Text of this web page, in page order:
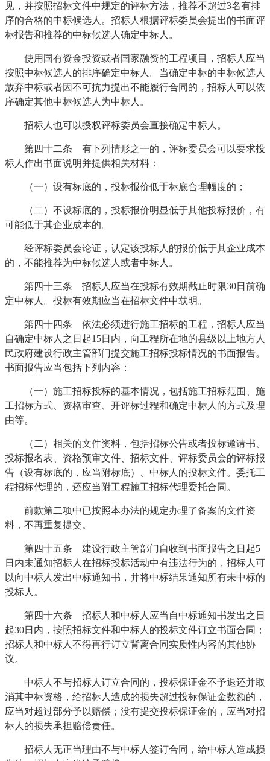
见，并按照招标文件中规定的评标方法，推荐不超过3名有排
序的合格的中标候选人。招标人根据评标委员会提出的书面评
标报告和推荐的中标候选人确定中标人。
使用国有资金投资或者国家融资的工程项目，招标人应当
按照中标候选人的排序确定中标人。当确定中标的中标候选人
放弃中标或者因不可抗力提出不能履行合同的，招标人可以依
序确定其他中标候选人为中标人。
招标人也可以授权评标委员会直接确定中标人。
第四十二条 有下列情形之一的，评标委员会可以要求投
标人作出书面说明并提供相关材料：
（一）设有标底的，投标报价低于标底合理幅度的；
（二）不设标底的，投标报价明显低于其他投标报价，有
可能低于其企业成本的。
经评标委员会论证，认定该投标人的报价低于其企业成本
的，不能推荐为中标候选人或者中标人。
第四十三条 招标人应当在投标有效期截止时限30日前确
定中标人。投标有效期应当在招标文件中载明。
第四十四条 依法必须进行施工招标的工程，招标人应当
自确定中标人之日起15日内，向工程所在地的县级以上地方人
民政府建设行政主管部门提交施工招标投标情况的书面报告。
书面报告应当包括下列内容：
（一）施工招标投标的基本情况，包括施工招标范围、施
工招标方式、资格审查、开评标过程和确定中标人的方式及理
由等。
（二）相关的文件资料，包括招标公告或者投标邀请书、
投标报名表、资格预审文件、招标文件、评标委员会的评标报
告（设有标底的，应当附标底）、中标人的投标文件。委托工
程招标代理的，还应当附工程施工招标代理委托合同。
前款第二项中已按照本办法的规定办理了备案的文件资
料，不再重复提交。
第四十五条 建设行政主管部门自收到书面报告之日起5
日内未通知招标人在招标投标活动中有违法行为的，招标人可
以向中标人发出中标通知书，并将中标结果通知所有未中标的
投标人。
第四十六条 招标人和中标人应当自中标通知书发出之日
起30日内，按照招标文件和中标人的投标文件订立书面合同；
招标人和中标人不得再行订立背离合同实质性内容的其他协
议。
中标人不与招标人订立合同的，投标保证金不予退还并取
消其中标资格，给招标人造成的损失超过投标保证金数额的，
应当对超过部分予以赔偿；没有提交投标保证金的，应当对招
标人的损失承担赔偿责任。
招标人无正当理由不与中标人签订合同，给中标人造成损